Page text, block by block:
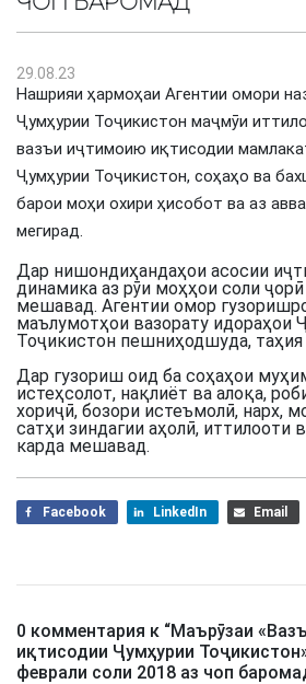
29.08.23
Нашрияи ҳармоҳаи Агентии омори
Ҷумҳурии Тоҷикистон маҷмӯи
вазъи иҷтимоию иқтисодии
Ҷумҳурии Тоҷикистон, соҳаҳо ва
барои моҳи охири ҳисобот ва аз
мегирад.
Дар нишондиҳандаҳои асосии
динамика аз рӯи моҳҳои соли
мешавад. Агентии омор
маълумотҳои вазорату идораҳои
Тоҷикистон пешниҳодшуда,
Дар гузориш оид ба соҳаҳои
истеҳсолот, нақлиёт ва алоқа,
хориҷӣ, бозори истеъмолӣ, нарх,
сатҳи зиндагии аҳолӣ, иттилооти
карда мешавад.
Facebook LinkedIn Email
0 комментария к “Маърӯзаи
иқтисодии Ҷумҳурии
феврали соли 2018 аз чоп